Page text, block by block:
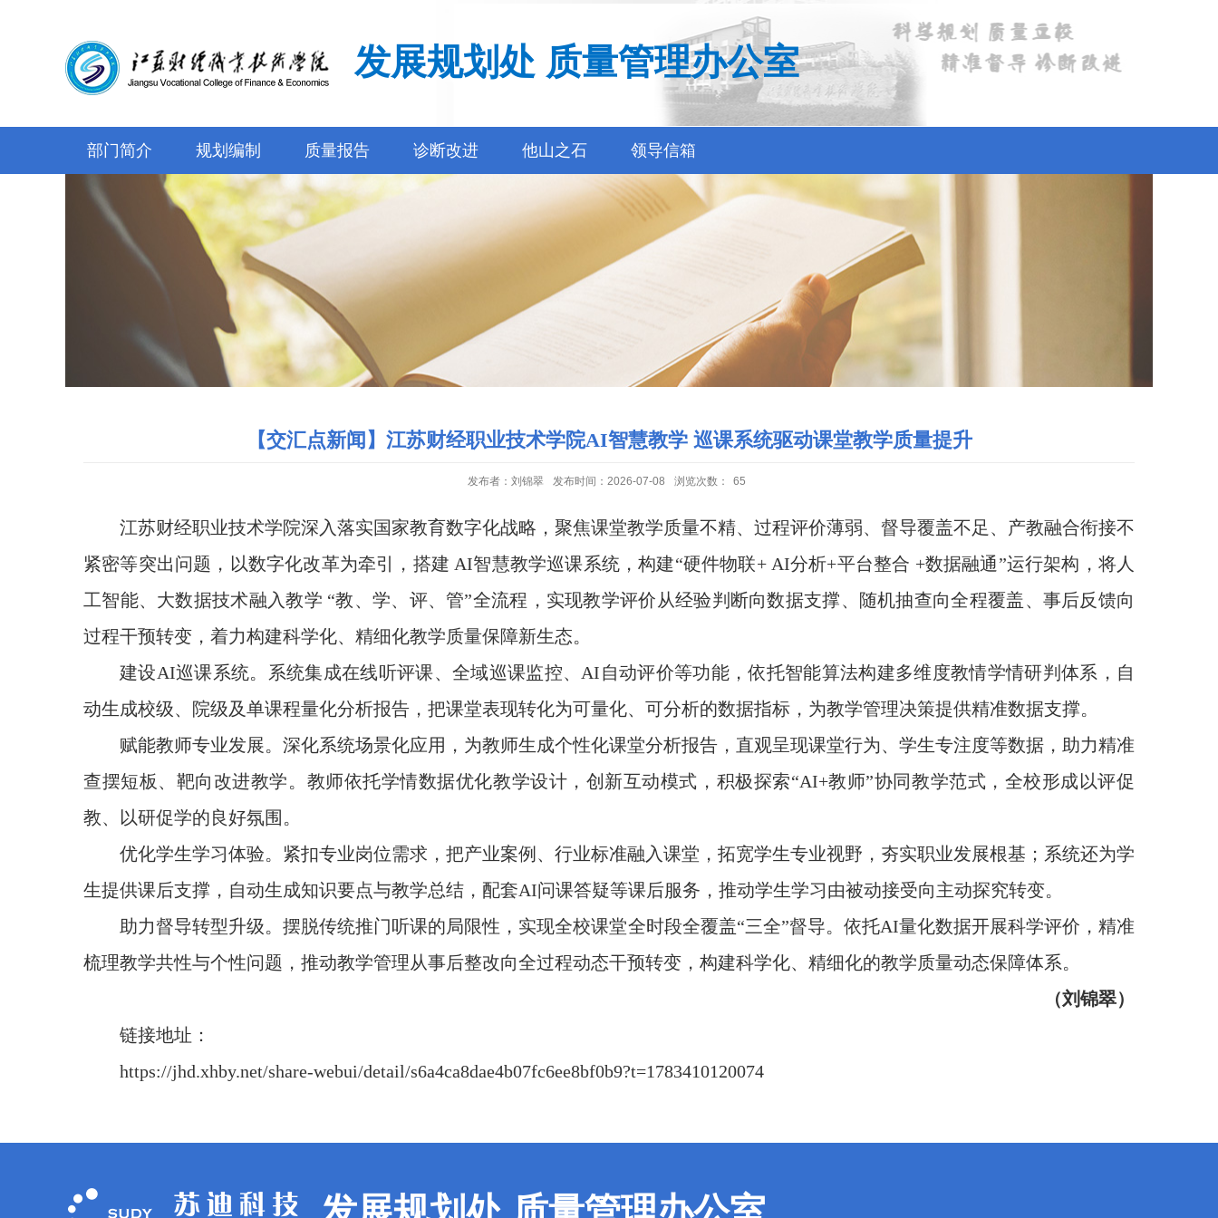
发展规划处 质量管理办公室
部门简介 规划编制 质量报告 诊断改进 他山之石 领导信箱
【交汇点新闻】江苏财经职业技术学院AI智慧教学 巡课系统驱动课堂教学质量提升
发布者：刘锦翠 发布时间：2026-07-08 浏览次数： 65
江苏财经职业技术学院深入落实国家教育数字化战略，聚焦课堂教学质量不精、过程评价薄弱、督导覆盖不足、产教融合衔接不
紧密等突出问题，以数字化改革为牵引，搭建 AI智慧教学巡课系统，构建“硬件物联+ AI分析+平台整合 +数据融通”运行架构，将人
工智能、大数据技术融入教学 “教、学、评、管”全流程，实现教学评价从经验判断向数据支撑、随机抽查向全程覆盖、事后反馈向
过程干预转变，着力构建科学化、精细化教学质量保障新生态。
建设AI巡课系统。系统集成在线听评课、全域巡课监控、AI自动评价等功能，依托智能算法构建多维度教情学情研判体系，自
动生成校级、院级及单课程量化分析报告，把课堂表现转化为可量化、可分析的数据指标，为教学管理决策提供精准数据支撑。
赋能教师专业发展。深化系统场景化应用，为教师生成个性化课堂分析报告，直观呈现课堂行为、学生专注度等数据，助力精准
查摆短板、靶向改进教学。教师依托学情数据优化教学设计，创新互动模式，积极探索“AI+教师”协同教学范式，全校形成以评促
教、以研促学的良好氛围。
优化学生学习体验。紧扣专业岗位需求，把产业案例、行业标准融入课堂，拓宽学生专业视野，夯实职业发展根基；系统还为学
生提供课后支撑，自动生成知识要点与教学总结，配套AI问课答疑等课后服务，推动学生学习由被动接受向主动探究转变。
助力督导转型升级。摆脱传统推门听课的局限性，实现全校课堂全时段全覆盖“三全”督导。依托AI量化数据开展科学评价，精准
梳理教学共性与个性问题，推动教学管理从事后整改向全过程动态干预转变，构建科学化、精细化的教学质量动态保障体系。
（刘锦翠）
链接地址：
https://jhd.xhby.net/share-webui/detail/s6a4ca8dae4b07fc6ee8bf0b9?t=1783410120074